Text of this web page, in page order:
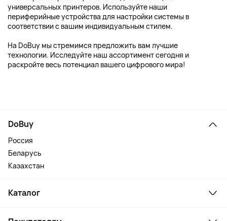
универсальных принтеров. Используйте наши
периферийные устройства для настройки системы в
соответствии с вашим индивидуальным стилем.
На DoBuy мы стремимся предложить вам лучшие
технологии. Исследуйте наш ассортимент сегодня и
раскройте весь потенциал вашего цифрового мира!
DoBuy
Россия
Беларусь
Казахстан
Каталог